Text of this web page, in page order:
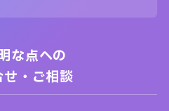
な点への
せ・ご相談